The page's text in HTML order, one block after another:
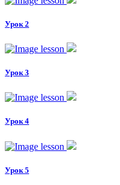
Урок 2
Урок 3
Урок 4
Урок 5